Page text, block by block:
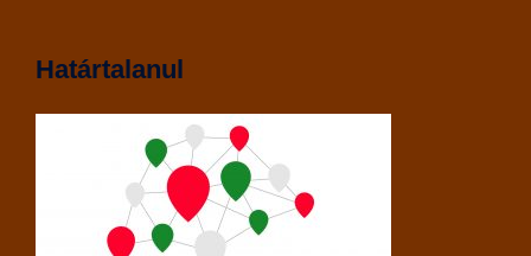
Határtalanul